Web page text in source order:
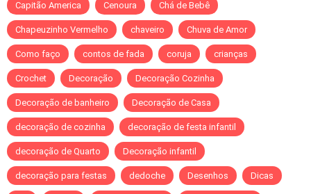
Capitão America Cenoura Chá de Bebê
Chapeuzinho Vermelho chaveiro Chuva de Amor
Como faço contos de fada coruja crianças
Crochet Decoração Decoração Cozinha
Decoração de banheiro Decoração de Casa
decoração de cozinha decoração de festa infantil
decoração de Quarto Decoração infantil
decoração para festas dedoche Desenhos Dicas